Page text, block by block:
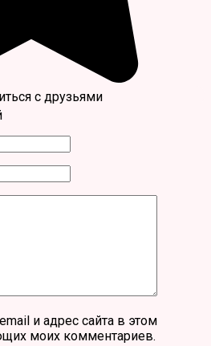
с друзьями
и адрес сайта в этом
моих комментариев.